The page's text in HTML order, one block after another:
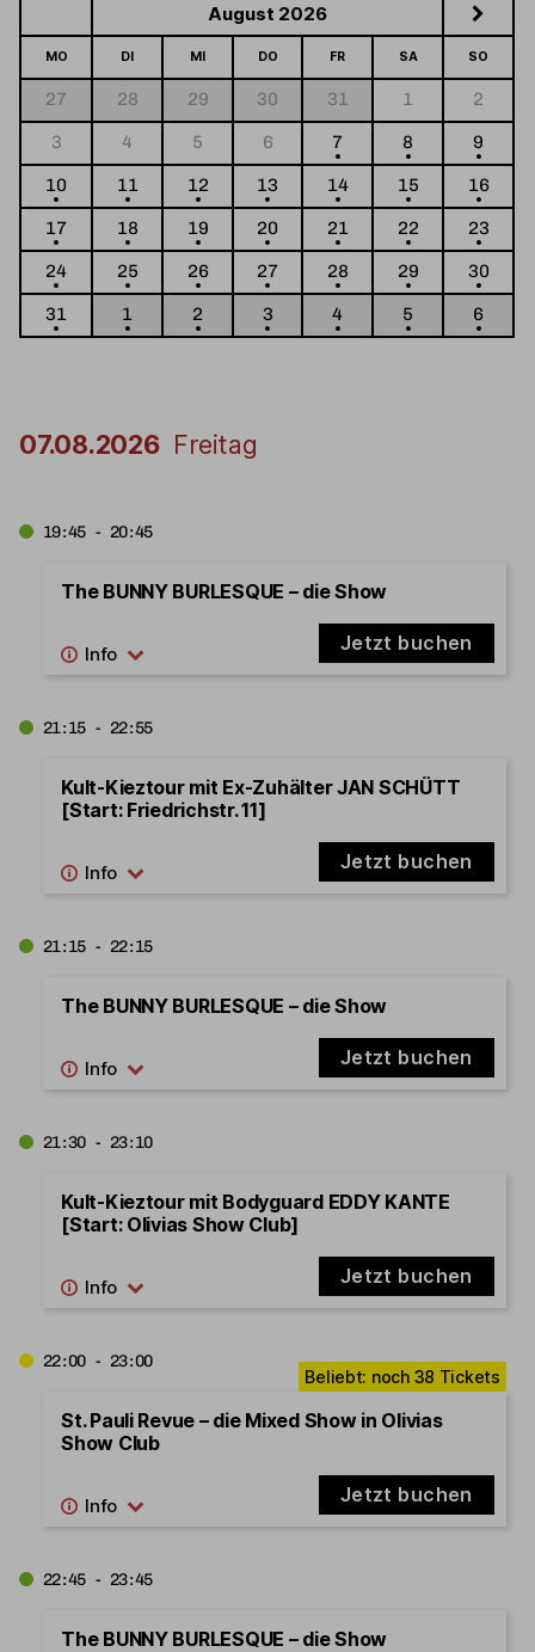
August 2026
MO DI MI DO FR SA SO
27 28 29 30 31 1
2
3
4 5 6 7 8
9
10
11 12 13 14 15
16
17
18 19 20 21 22
23
24
25 26 27 28 29
30
31
1 2 3 4 5 6
07.08.2026 Freitag
19:45 - 20:45
The BUNNY BURLESQUE – die Show
Jetzt buchen
21:15 - 22:55
Kult-Kieztour mit Ex-Zuhälter JAN SCHÜTT
[Start: Friedrichstr. 11]
Jetzt buchen
21:15 - 22:15
The BUNNY BURLESQUE – die Show
Jetzt buchen
21:30 - 23:10
Kult-Kieztour mit Bodyguard EDDY KANTE
[Start: Olivias Show Club]
Jetzt buchen
22:00 - 23:00
St. Pauli Revue – die Mixed Show in Olivias
Show Club
Jetzt buchen
22:45 - 23:45
The BUNNY BURLESQUE – die Show